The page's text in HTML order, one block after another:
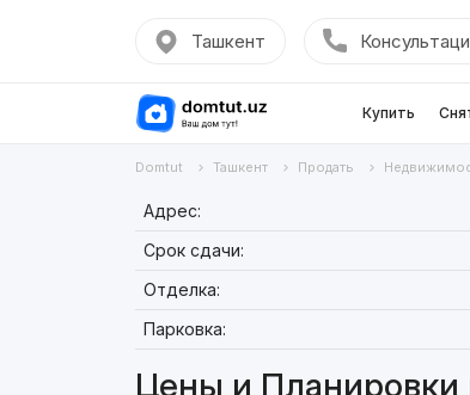
Ташкент
Купить
Domtut Ташкент Продать
Адрес:
Срок сдачи:
Отделка:
Парковка:
Цены и Планировки